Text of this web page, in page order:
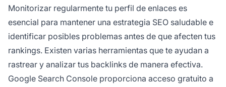
Monitorizar regularmente tu perfil de enlaces es
esencial para mantener una estrategia SEO saludable e
identificar posibles problemas antes de que afecten tus
rankings. Existen varias herramientas que te ayudan a
rastrear y analizar tus backlinks de manera efectiva.
Google Search Console proporciona acceso gratuito a